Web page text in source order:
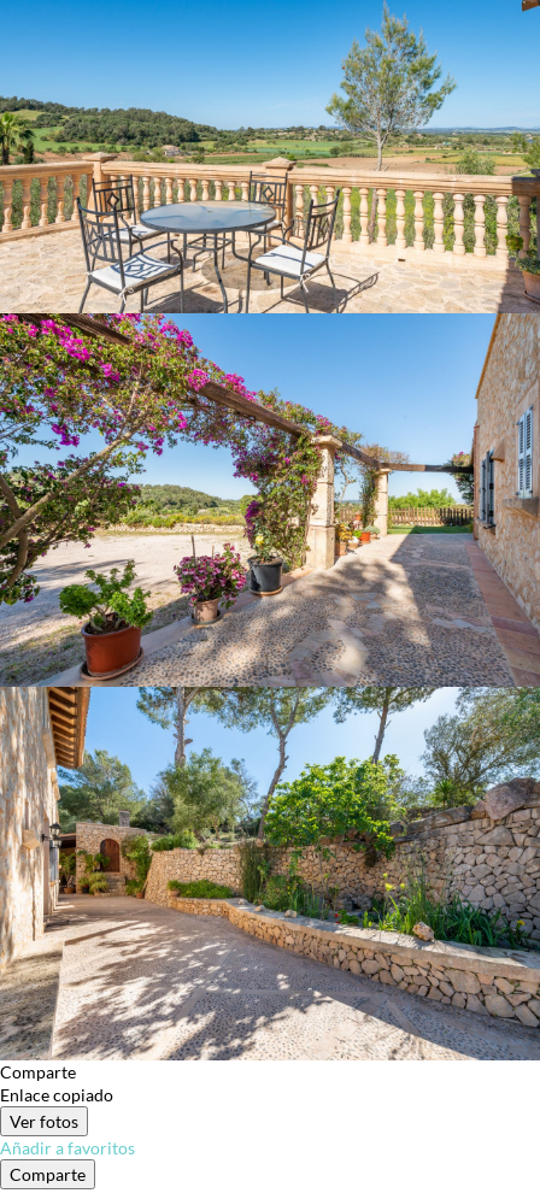
Comparte
Enlace copiado
Ver fotos
Añadir a favoritos
Comparte